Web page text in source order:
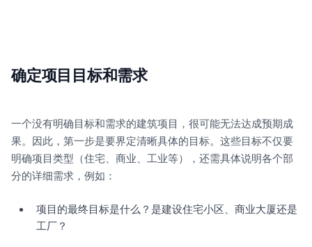
确定项目目标和需求
一个没有明确目标和需求的建筑项目，很可能无法达成预期成
果。因此，第一步是要界定清晰具体的目标。这些目标不仅要
明确项目类型（住宅、商业、工业等），还需具体说明各个部
分的详细需求，例如：
项目的最终目标是什么？是建设住宅小区、商业大厦还是
工厂？